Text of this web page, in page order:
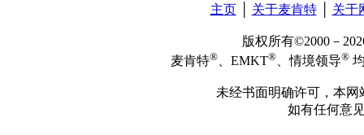
主页│ 关于麦肯特│ 关于
版权所有©2000－
麦肯特® 、EMKT® 、情境领导®
未经书面明确许可，本
如有任何意